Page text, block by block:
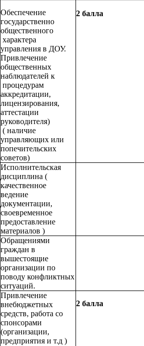
Обеспечение
государственно
общественного
характера
управления в ДОУ.
Привлечение
общественных
наблюдателей к
процедурам
аккредитации,
лицензирования,
аттестации
руководителя)
( наличие
управляющих или
попечительских
советов)
2 балла
Исполнительская
дисциплина (
качественное
ведение
документации,
своевременное
предоставление
материалов )
Обращениями
граждан в
вышестоящие
организации по
поводу конфликтных
ситуаций.
Привлечение
внебюджетных
средств, работа со
спонсорами
(организации,
предприятия и т.д )
2 балла